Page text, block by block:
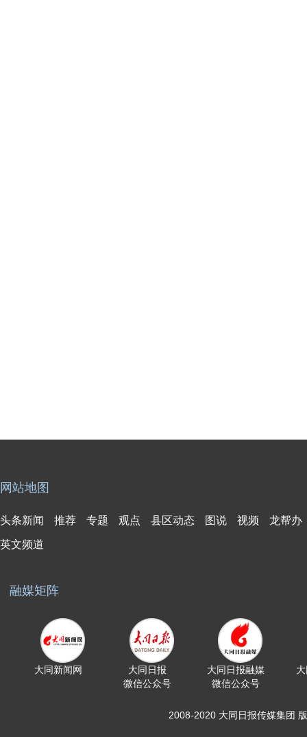
网站地图
头条新闻 推荐 专题 观点 县区动态 图说 视频 龙帮办
英文频道
融媒矩阵
大同新闻网
大同日报
微信公众号
大同日报融媒
微信公众号
2008-2020 大同日报传媒集团